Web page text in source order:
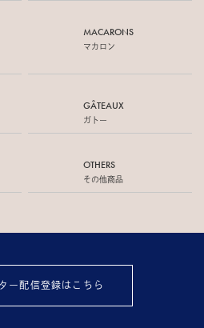
MACARONS
マカロン
GÂTEAUX
ガトー
OTHERS
その他商品
ー配信登録はこちら